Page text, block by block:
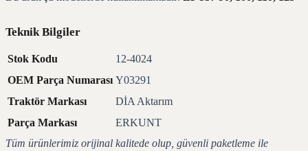
Teknik Bilgiler
Stok Kodu
12-4024
OEM Parça Numarası Y03291
Traktör Markası
DİA Aktarım
Parça Markası
ERKUNT
Tüm ürünlerimiz orijinal kalitede olup, güvenli paketleme ile